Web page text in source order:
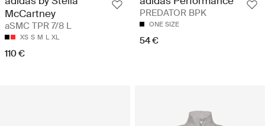
McCartney
aSMC TPR 7/8 L
XS S M L XL
110 €
PREDATOR BPK
ONE SIZE
54 €